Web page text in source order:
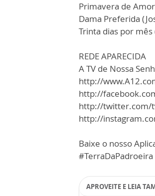
Primavera de
Dama Preferida
Trinta dias por
REDE APARECIDA
A TV de Nossa
http://
http://
http://twitter.com/
http://
Baixe o nosso
APROVEITE E LEIA